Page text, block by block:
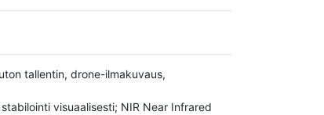
tallentin, drone-ilmakuvaus,
visuaalisesti; NIR Near Infrared